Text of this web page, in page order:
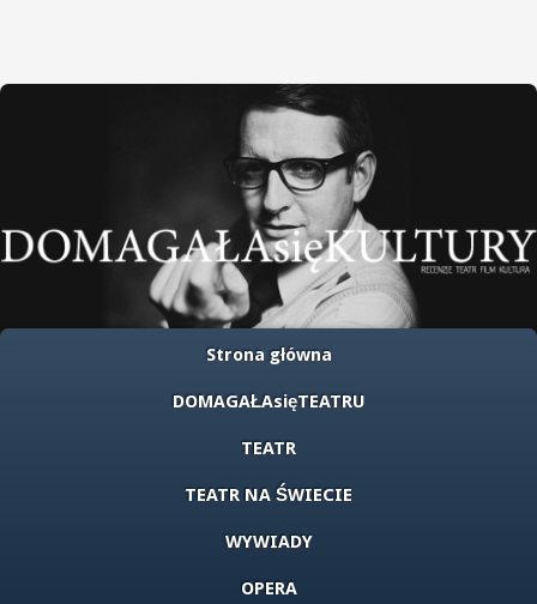
Strona główna
DOMAGAŁAsięTEATRU
TEATR
TEATR NA ŚWIECIE
WYWIADY
OPERA